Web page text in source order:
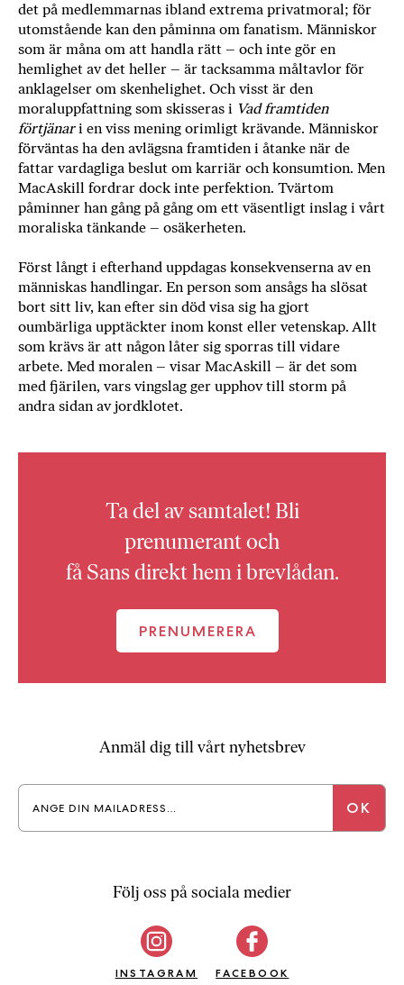
det på medlemmarnas ibland extrema privatmoral; för
utomstående kan den påminna om fanatism. Människor
som är måna om att handla rätt – och inte gör en
hemlighet av det heller – är tacksamma måltavlor för
anklagelser om skenhelighet. Och visst är den
moraluppfattning som skisseras i Vad framtiden
förtjänari en viss mening orimligt krävande. Människor
förväntas ha den avlägsna framtiden i åtanke när de
fattar vardagliga beslut om karriär och konsumtion. Men
MacAskill fordrar dock inte perfektion. Tvärtom
påminner han gång på gång om ett väsentligt inslag i vårt
moraliska tänkande – osäkerheten.
Först långt i efterhand uppdagas konsekvenserna av en
människas handlingar. En person som ansågs ha slösat
bort sitt liv, kan efter sin död visa sig ha gjort
oumbärliga upptäckter inom konst eller vetenskap. Allt
som krävs är att någon låter sig sporras till vidare
arbete. Med moralen – visar MacAskill – är det som
med fjärilen, vars vingslag ger upphov till storm på
andra sidan av jordklotet.
Ta del av samtalet! Bli
prenumerant och
få Sans direkt hem i brevlådan.
PRENUMERERA
Anmäl dig till vårt nyhetsbrev
Följ oss på sociala medier
INSTAGRAM FACEBOOK